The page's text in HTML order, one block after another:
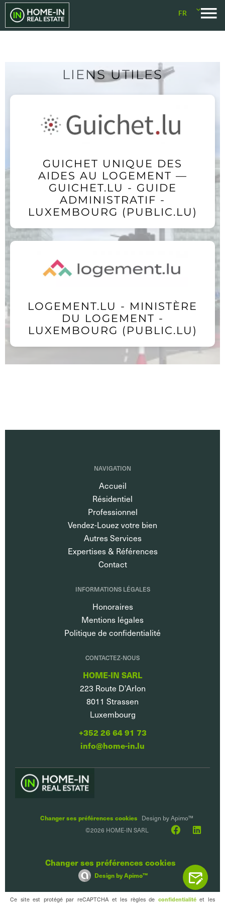
FR
LIENS UTILES
GUICHET UNIQUE DES
AIDES AU LOGEMENT —
GUICHET.LU - GUIDE
ADMINISTRATIF -
LUXEMBOURG (PUBLIC.LU)
LOGEMENT.LU - MINISTÈRE
DU LOGEMENT -
LUXEMBOURG (PUBLIC.LU)
NAVIGATION
Accueil
Résidentiel
Professionnel
Vendez-Louez votre bien
Autres Services
Expertises & Références
Contact
INFORMATIONS LÉGALES
Honoraires
Mentions légales
Politique de confidentialité
CONTACTEZ-NOUS
HOME-IN SARL
223 Route D'Arlon
8011 Strassen
Luxembourg
+352 26 64 91 73
info@home-in.lu
Changer ses préférences cookies Design byApimo™
©2026 HOME-IN SARL
Changer ses préférences cookies
Design byApimo™
Ce site est protégé par reCAPTCHA et les règles de confidentialitéet les